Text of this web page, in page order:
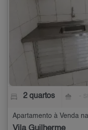
2 quartos
Apartamento à Venda
Vila Guilherme